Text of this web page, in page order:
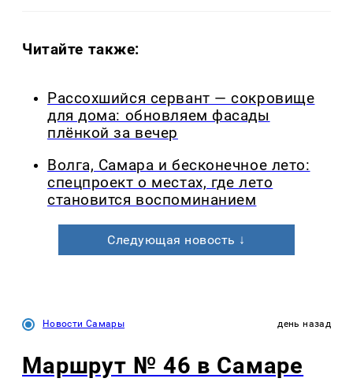
Читайте также:
Рассохшийся сервант — сокровище
для дома: обновляем фасады
плёнкой за вечер
Волга, Самара и бесконечное лето:
спецпроект о местах, где лето
становится воспоминанием
Следующая новость ↓
Новости Самары день назад
Маршрут № 46 в Самаре